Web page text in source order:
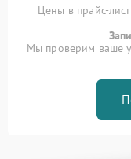
Цены в прайс-
Мы проверим ваше